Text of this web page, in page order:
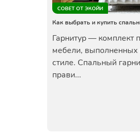
СОВЕТ ОТ ЭКОЙИ
Как выбрать и купить
Гарнитур — комплект
мебели, выполненных
стиле. Спальный
прави...